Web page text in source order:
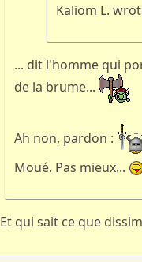
Kaliom L.
... dit l'homme qui
de la brume...
Ah non, pardon :
Moué. Pas mieux...
Et qui sait ce que